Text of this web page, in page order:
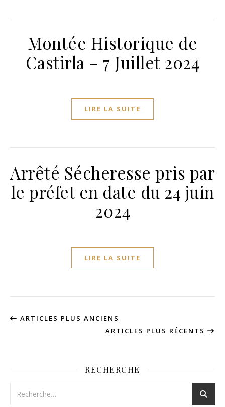
Montée Historique de
Castirla – 7 Juillet 2024
LIRE LA SUITE
Arrêté Sécheresse pris par
le préfet en date du 24 juin
2024
LIRE LA SUITE
ARTICLES PLUS ANCIENS
ARTICLES PLUS RÉCENTS
RECHERCHE